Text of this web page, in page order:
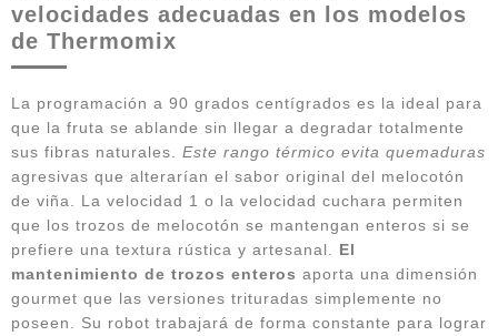
velocidades adecuadas en los modelos
de Thermomix
La programación a 90 grados centígrados es la ideal para
que la fruta se ablande sin llegar a degradar totalmente
sus fibras naturales. Este rango térmico evita quemaduras
agresivas que alterarían el sabor original del melocotón
de viña. La velocidad 1 o la velocidad cuchara permiten
que los trozos de melocotón se mantengan enteros si se
prefiere una textura rústica y artesanal. El
mantenimiento de trozos enteros aporta una dimensión
gourmet que las versiones trituradas simplemente no
poseen. Su robot trabajará de forma constante para lograr